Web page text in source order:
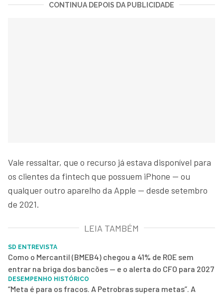
CONTINUA DEPOIS DA PUBLICIDADE
Vale ressaltar, que o recurso já estava disponível para
os clientes da fintech que possuem iPhone — ou
qualquer outro aparelho da Apple — desde setembro
de 2021.
LEIA TAMBÉM
SD ENTREVISTA
Como o Mercantil (BMEB4) chegou a 41% de ROE sem
entrar na briga dos bancões — e o alerta do CFO para 2027
DESEMPENHO HISTÓRICO
“Meta é para os fracos. A Petrobras supera metas”. A